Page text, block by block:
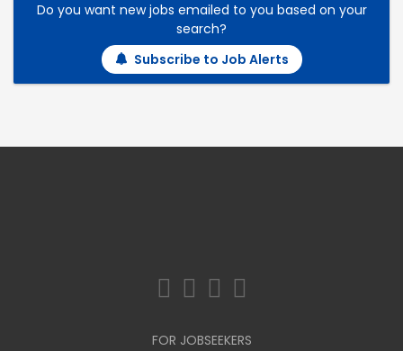
Do you want new jobs emailed to you based on your
search?
Subscribe to Job Alerts
FOR JOBSEEKERS